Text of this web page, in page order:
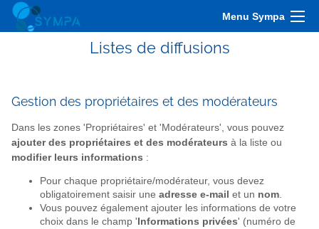
Menu Sympa
Listes de diffusions
Gestion des propriétaires et des modérateurs
Dans les zones 'Propriétaires' et 'Modérateurs', vous pouvez
ajouter des propriétaires et des modérateurs à la liste ou
modifier leurs informations :
Pour chaque propriétaire/modérateur, vous devez
obligatoirement saisir une adresse e-mail et un nom.
Vous pouvez également ajouter les informations de votre
choix dans le champ ' Informations privées' (numéro de